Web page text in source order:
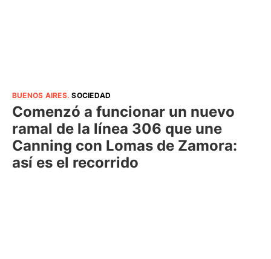
BUENOS AIRES.SOCIEDAD
Comenzó a funcionar un nuevo
ramal de la línea 306 que une
Canning con Lomas de Zamora:
así es el recorrido